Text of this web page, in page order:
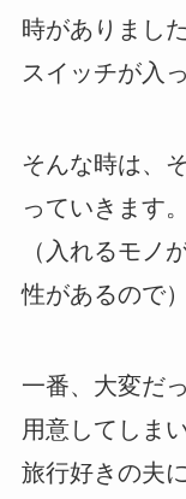
時がありました
スイッチが入
そんな時は、
っていきます。
（入れるモノ
性があるので）
一番、大変だ
用意してしま
旅行好きの夫